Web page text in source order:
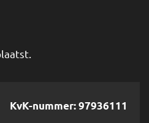
KvK-nummer: 97936111